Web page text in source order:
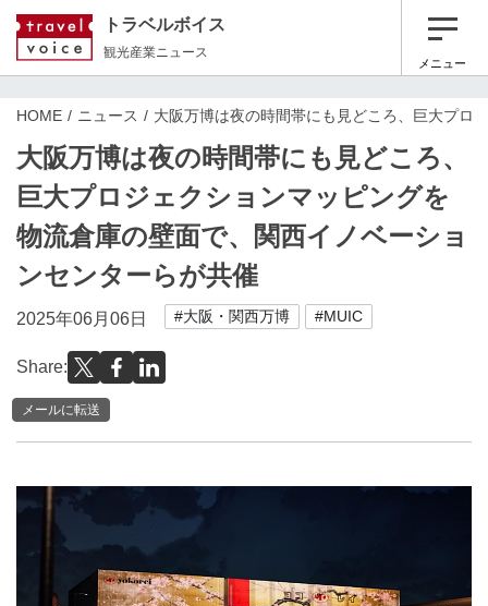
トラベルボイス
観光産業ニュース
メニュー
HOME ニュース 大阪万博は夜の時間帯にも見どころ、巨大プロ
大阪万博は夜の時間帯にも見どころ、
巨大プロジェクションマッピングを
物流倉庫の壁面で、関西イノベーショ
ンセンターらが共催
2025年06月06日 #大阪・関西万博 #MUIC
Share:
メールに転送